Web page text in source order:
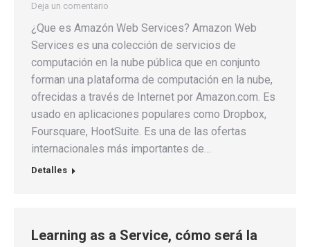
Deja un comentario
¿Que es Amazón Web Services? Amazon Web
Services es una colección de servicios de
computación en la nube pública que en conjunto
forman una plataforma de computación en la nube,
ofrecidas a través de Internet por Amazon.com. Es
usado en aplicaciones populares como Dropbox,
Foursquare, HootSuite. Es una de las ofertas
internacionales más importantes de…
Detalles
Learning as a Service, cómo será la